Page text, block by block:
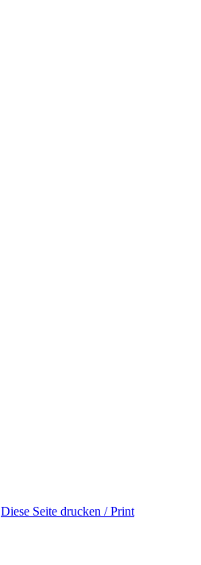
Diese Seite drucken / Print